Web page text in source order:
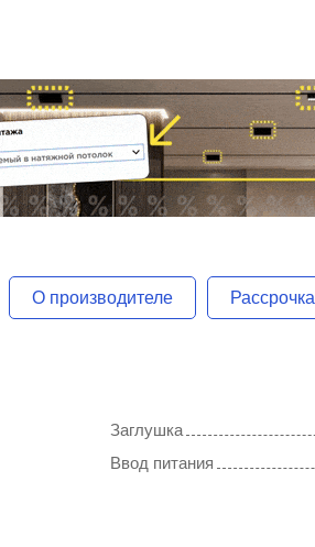
О производителе Рассрочка
Заглушка
Ввод питания